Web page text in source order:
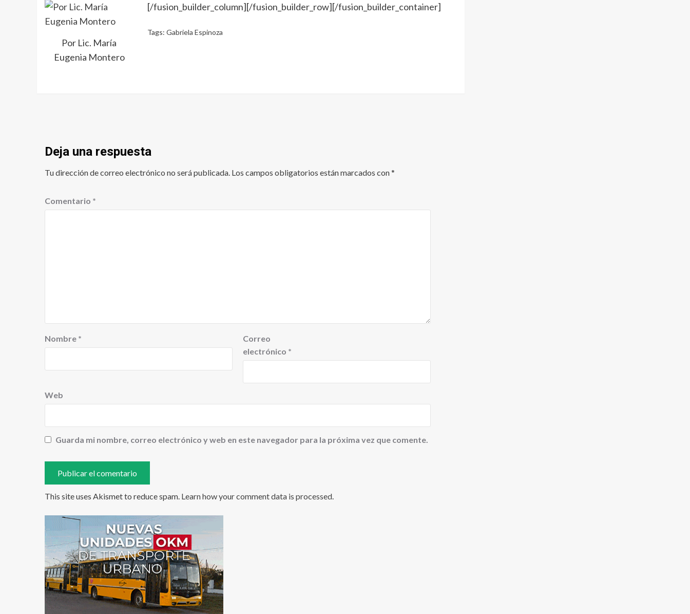
Por Lic. María
Eugenia Montero
[/fusion_builder_column][/fusion_builder_row][/fusion_builder_container]
Tags: Gabriela Espinoza
Deja una respuesta
Tu dirección de correo electrónico no será publicada. Los campos obligatorios están marcados con*
Comentario *
Nombre *
Correo
electrónico *
Web
Guarda mi nombre, correo electrónico y web en este navegador para la próxima vez que comente.
This site uses Akismet to reduce spam. Learn how your comment data is processed.